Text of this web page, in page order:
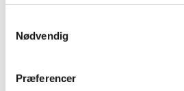
Nødvendig
Præferencer
marts (2)
2020 (49)